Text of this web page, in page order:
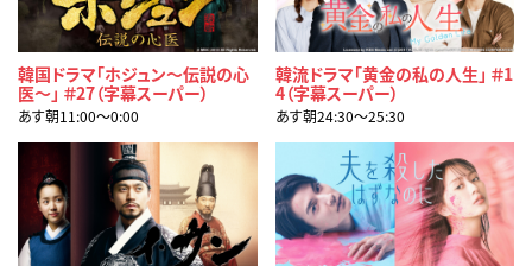
韓国ドラマ「ホジュン～伝説の心
医～」 ＃27（字幕スーパー）
あす朝11:00〜0:00
韓流ドラマ「黄金の私の人生」 ＃1
4（字幕スーパー）
あす朝24:30〜25:30